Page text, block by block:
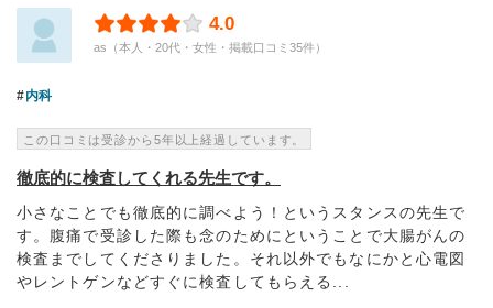
4.0
as（本人・20代・女性・掲載口コミ35件）
内科
この口コミは受診から5年以上経過しています。
徹底的に検査してくれる先生です。
小さなことでも徹底的に調べよう！というスタンスの先生で
す。腹痛で受診した際も念のためにということで大腸がんの
検査までしてくださりました。それ以外でもなにかと心電図
やレントゲンなどすぐに検査してもらえる...